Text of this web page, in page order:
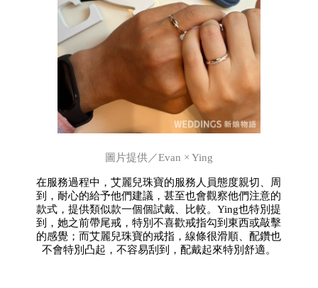
圖片提供／Evan × Ying
在服務過程中，艾麗兒珠寶的服務人員態度親切、周
到，耐心的給予他們建議，甚至也會觀察他們注意的
款式，提供類似款一個個試戴、比較。Ying也特別提
到，她之前帶尾戒，特別不喜歡戒指勾到東西或敲擊
的感覺；而艾麗兒珠寶的戒指，線條很滑順、配鑽也
不會特別凸起，不容易刮到，配戴起來特別舒適。